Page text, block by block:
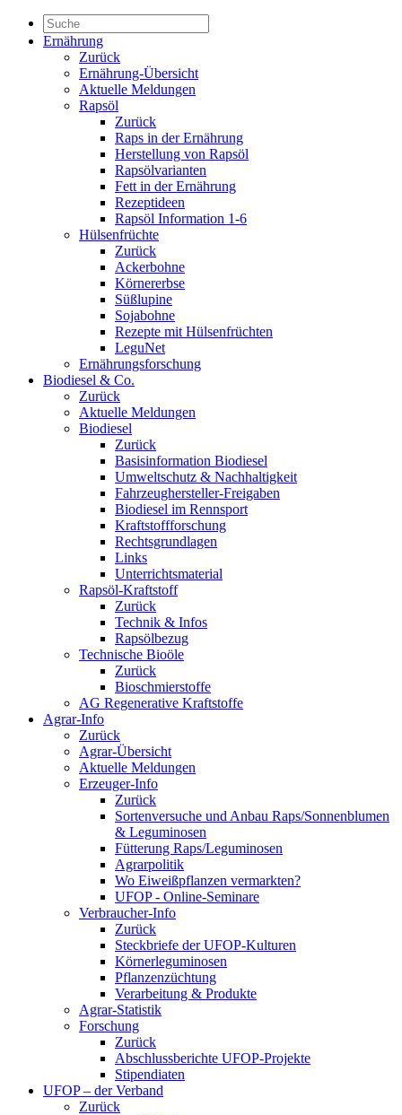
Ernährung
Zurück
Ernährung-Übersicht
Aktuelle Meldungen
Rapsöl
Zurück
Raps in der Ernährung
Herstellung von Rapsöl
Rapsölvarianten
Fett in der Ernährung
Rezeptideen
Rapsöl Information 1-6
Hülsenfrüchte
Zurück
Ackerbohne
Körnererbse
Süßlupine
Sojabohne
Rezepte mit Hülsenfrüchten
LeguNet
Ernährungsforschung
Biodiesel & Co.
Zurück
Aktuelle Meldungen
Biodiesel
Zurück
Basisinformation Biodiesel
Umweltschutz & Nachhaltigkeit
Fahrzeughersteller-Freigaben
Biodiesel im Rennsport
Kraftstoffforschung
Rechtsgrundlagen
Links
Unterrichtsmaterial
Rapsöl-Kraftstoff
Zurück
Technik & Infos
Rapsölbezug
Technische Bioöle
Zurück
Bioschmierstoffe
AG Regenerative Kraftstoffe
Agrar-Info
Zurück
Agrar-Übersicht
Aktuelle Meldungen
Erzeuger-Info
Zurück
Sortenversuche und Anbau Raps/Sonnenblumen
& Leguminosen
Fütterung Raps/Leguminosen
Agrarpolitik
Wo Eiweißpflanzen vermarkten?
UFOP - Online-Seminare
Verbraucher-Info
Zurück
Steckbriefe der UFOP-Kulturen
Körnerleguminosen
Pflanzenzüchtung
Verarbeitung & Produkte
Agrar-Statistik
Forschung
Zurück
Abschlussberichte UFOP-Projekte
Stipendiaten
UFOP – der Verband
Zurück